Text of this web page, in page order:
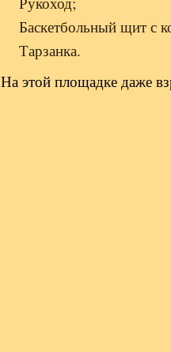
Баскетбольный щит с
Тарзанка.
На этой площадке даже